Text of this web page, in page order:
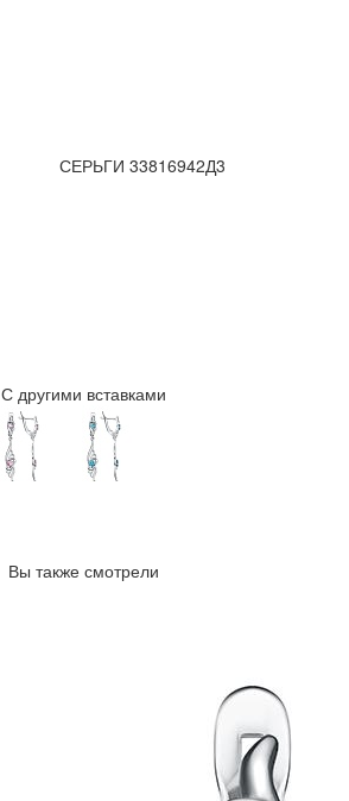
СЕРЬГИ 33816942Д3
С другими вставками
Вы также смотрели